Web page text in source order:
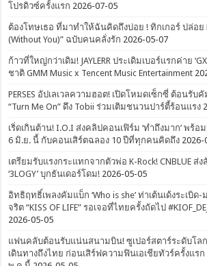
โปรดิวซ์ครั้งแรก 2026-07-05
ต้องโทษเธอ ที่มาทำให้ฉันคิดถึงบ่อย ! ทิกเกอร์ ปล่อย
(Without You)” ฉบับคนคลั่งรัก 2026-05-07
ก้าวที่ใหญ่กว่าเดิม! JAYLERR ประเดิมเบอร์แรกค่าย
ชาติ GMM Music x Tencent Music Entertainment
PERSES อัปเลเวลความฮอต! เปิดโหมดเซ็กซี่ ต้อนรับ
“Turn Me On” ดึง Tobii ร่วมเติมชนวนปาร์ตี้ร้อนแรง
เริ่ดเกินต้าน! I.O.I ส่งคลิปคอนเฟิร์ม ‘ทำถึงมาก’ พร้
6 มิ.ย. นี้ กับคอนเสิร์ตฉลอง 10 ปีที่ทุกคนคิดถึง 2026-
เตรียมรับแรงกระแทกจากตัวพ่อ K-Rock! CNBLUE
‘3LOGY’ บุกธันเดอร์โดม! 2026-05-05
อิทธิฤทธิ์เพลงคัมแบ็ก ‘Who is she’ ท่าเต้นเด้งระเบิ
จริต “KISS OF LIFE” รอเจอที่ไทยครั้งถัดไป
2026-05-05
แฟนคลับต้อนรับแน่นสนามบิน! ซูเปอร์สตาร์ระดับโลก
เดินทางถึงไทย ก่อนเสิร์ฟความฟินเอเชียทัวร์ครั้งแรก